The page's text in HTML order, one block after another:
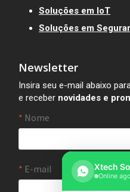
Soluções em IoT
Soluções em
Newsletter
Insira seu e-mail abaixo
e receber novidades e
Xtech
Online